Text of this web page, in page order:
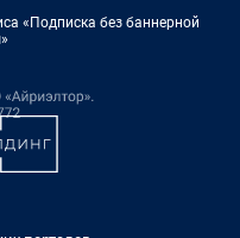
«Подписка без баннерной